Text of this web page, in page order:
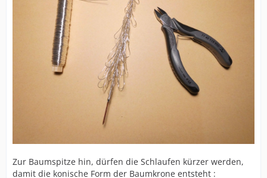
Zur Baumspitze hin, dürfen die Schlaufen kürzer werden,
damit die konische Form der Baumkrone entsteht :